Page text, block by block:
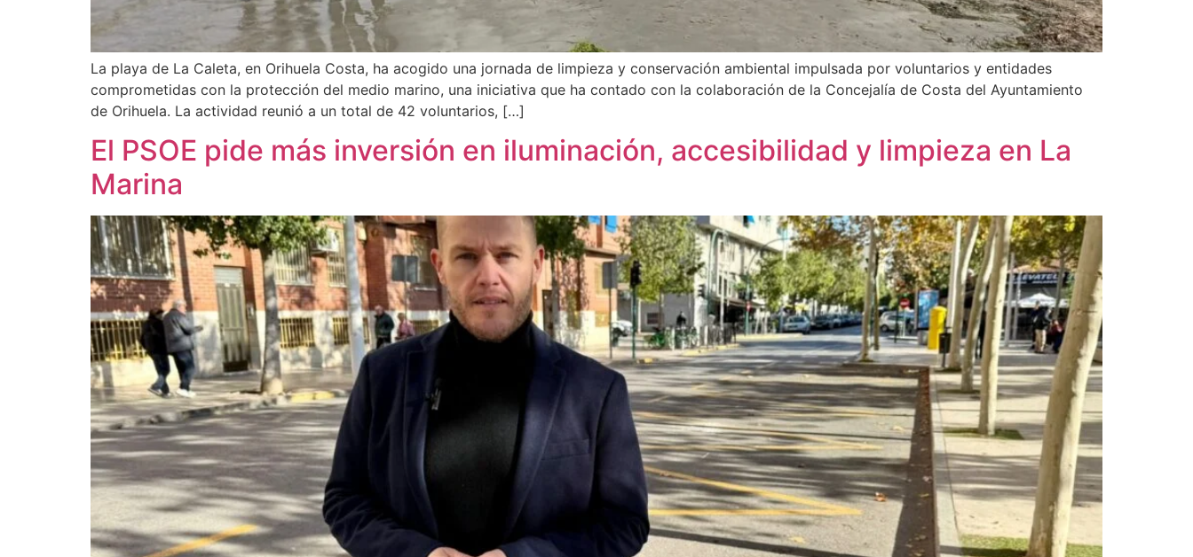
La playa de La Caleta, en Orihuela Costa, ha acogido una jornada de limpieza y conservación ambiental impulsada por voluntarios y entidades
comprometidas con la protección del medio marino, una iniciativa que ha contado con la colaboración de la Concejalía de Costa del Ayuntamiento
de Orihuela. La actividad reunió a un total de 42 voluntarios, […]
El PSOE pide más inversión en iluminación, accesibilidad y limpieza en La
Marina